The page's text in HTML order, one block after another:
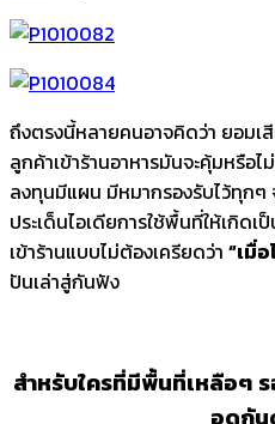
ถึงตรงนี้หลายคนอาจคิดว่า ยอมเสี
ลูกค้าเข้าร้านอาหารมันจะคุ้มหรือ
ลงทุนมีแผน มีหมากรองรับไว้ทุกๆ
ประเด็นไอเดียการใช้พื้นที่ให้เกิด
เข้าร้านแบบไม่ต้องเครียดว่า “เมื่
ปันเล่าสู่กันฟัง
สำหรับใครที่มีพื้นที่เหลือๆ
อดกั